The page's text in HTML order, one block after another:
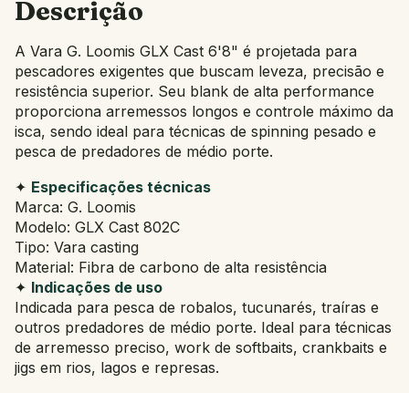
Descrição
A Vara G. Loomis GLX Cast 6'8" é projetada para
pescadores exigentes que buscam leveza, precisão e
resistência superior. Seu blank de alta performance
proporciona arremessos longos e controle máximo da
isca, sendo ideal para técnicas de spinning pesado e
pesca de predadores de médio porte.
✦ Especificações técnicas
Marca: G. Loomis
Modelo: GLX Cast 802C
Tipo: Vara casting
Material: Fibra de carbono de alta resistência
✦ Indicações de uso
Indicada para pesca de robalos, tucunarés, traíras e
outros predadores de médio porte. Ideal para técnicas
de arremesso preciso, work de softbaits, crankbaits e
jigs em rios, lagos e represas.